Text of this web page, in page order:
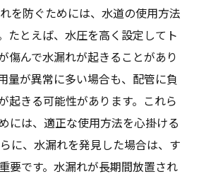
を防ぐためには、水道の使用方法
たとえば、水圧を高く設定してト
傷んで水漏れが起きることがあり
量が異常に多い場合も、配管に負
起きる可能性があります。これら
には、適正な使用方法を心掛ける
に、水漏れを発見した場合は、す
要です。水漏れが長期間放置され